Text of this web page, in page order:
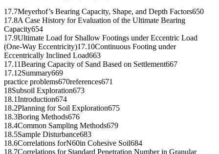
17.7Meyerhof’s Bearing Capacity, Shape, and Depth Factors650
17.8A Case History for Evaluation of the Ultimate Bearing
Capacity654
17.9Ultimate Load for Shallow Footings under Eccentric Load
(One-Way Eccentricity)17.10Continuous Footing under
Eccentrically Inclined Load663
17.11Bearing Capacity of Sand Based on Settlement667
17.12Summary669
practice problems670references671
18Subsoil Exploration673
18.1Introduction674
18.2Planning for Soil Exploration675
18.3Boring Methods676
18.4Common Sampling Methods679
18.5Sample Disturbance683
18.6Correlations forN60in Cohesive Soil684
18.7Correlations for Standard Penetration Number in Granular